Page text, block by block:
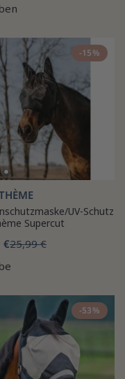
-15%
UV-Schutz
Supercut
€25,99 €
-53%